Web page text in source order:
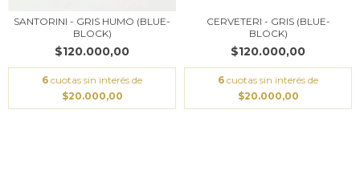
SANTORINI - GRIS HUMO (BLUE-
BLOCK)
$120.000,00
6 cuotas sin interés de
$20.000,00
CERVETERI - GRIS (BLUE-
BLOCK)
$120.000,00
6 cuotas sin interés de
$20.000,00